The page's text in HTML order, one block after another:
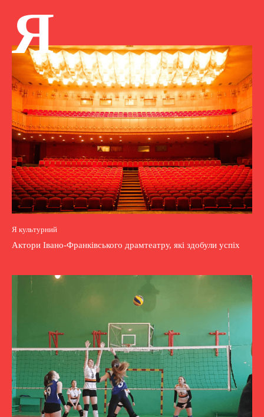
Я
Я культурний
Актори Івано-Франківського драмтеатру, які здобули успіх